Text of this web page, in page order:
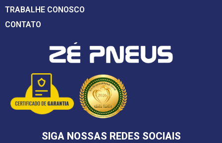
TRABALHE CONOSCO
CONTATO
SIGA NOSSAS REDES SOCIAIS